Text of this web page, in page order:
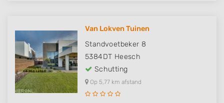
Van Lokven Tuinen
Standvoetbeker 8
5384DT Heesch
Schutting
Op 5,77 km afstand